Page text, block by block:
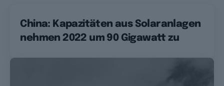
China: Kapazitäten aus Solaranlagen
nehmen 2022 um 90 Gigawatt zu